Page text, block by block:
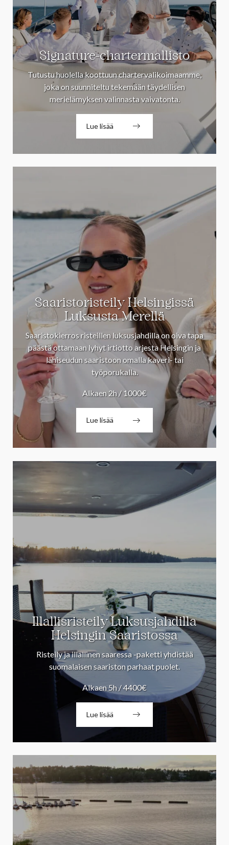
Signature-chartermallisto
Tutustu huolella koottuun chartervalikoimaamme,
joka on suunniteltu tekemään täydellisen
merielämyksen valinnasta vaivatonta.
Lue lisää
Saaristoristeily Helsingissä
Luksusta Merellä
Saaristokierros risteillen luksusjahdilla on oiva tapa
päästä ottamaan lyhyt irtiotto arjesta Helsingin ja
lähiseudun saaristoon omalla kaveri- tai
työporukalla.
Alkaen 2h / 1000€
Lue lisää
Illallisristeily Luksusjahdilla
Helsingin Saaristossa
Risteily ja illallinen saaressa -paketti yhdistää
suomalaisen saariston parhaat puolet.
Alkaen 5h / 4400€
Lue lisää